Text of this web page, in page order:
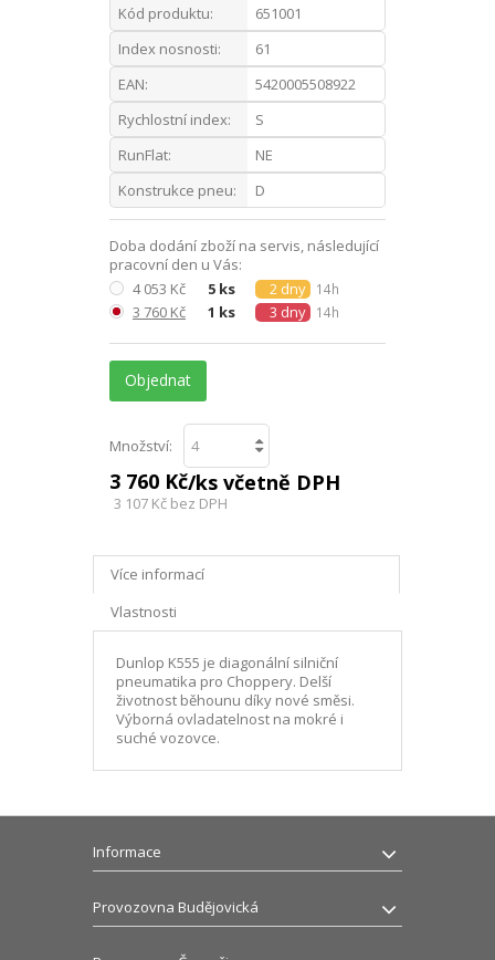
Kód produktu:
651001
Index nosnosti:
61
EAN:
5420005508922
Rychlostní index:
S
RunFlat:
NE
Konstrukce pneu:
D
Doba dodání zboží na servis, následující
pracovní den u Vás:
4 053 Kč
5 ks 2 dny 14h
3 760 Kč 1 ks 3 dny 14h
Objednat
Množství:
3 760 Kč/ks včetně DPH
3 107 Kč bez DPH
Více informací
Vlastnosti
Dunlop K555 je diagonální silniční
pneumatika pro Choppery. Delší
životnost běhounu díky nové směsi.
Výborná ovladatelnost na mokré i
suché vozovce.
Informace
Provozovna Budějovická